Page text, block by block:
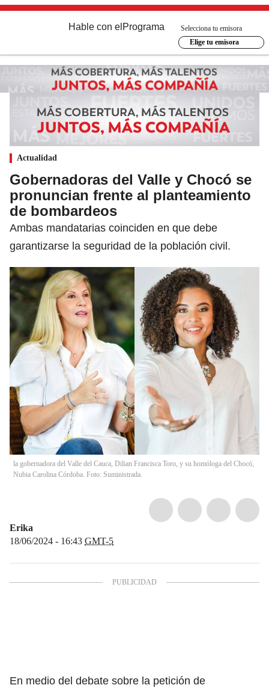
Hable con el Programa
Selecciona tu emisora
Elige tu emisora
Actualidad
Gobernadoras del Valle y Chocó se
pronuncian frente al planteamiento
de bombardeos
Ambas mandatarias coinciden en que debe
garantizarse la seguridad de la población civil.
la gobernadora del Valle del Cauca, Dilian Francisca Toro, y su homóloga del Chocó,
Nubia Carolina Córdoba. Foto: Suministrada.
Erika
18/06/2024 - 16:43 GMT-5
En medio del debate sobre la petición de